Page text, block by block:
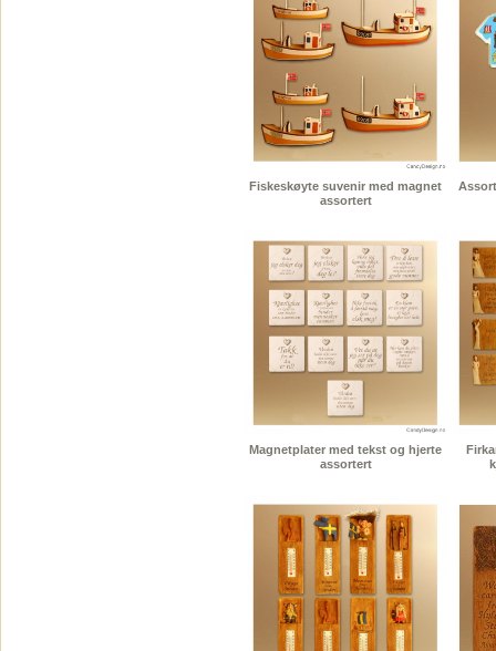
Fiskeskøyte suvenir med magnet
assortert
Magnetplater med tekst og hjerte
assortert